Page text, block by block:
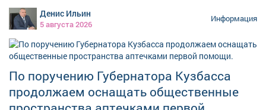
операторов снизились на 9%. На штабе обсудили
текущую обстановку и отметили, что ажиотажный
спрос удалось снять, очереди на заправках
сократились. Для дальнейшей стабилизации
налаживается координация между независимыми
сетями, производителями и логистическими
операторами. Власти фиксируют жалобы из
отдельных поселений на отсутствие топлива. Главам
Денис Ильин
5 августа 2026
Информация
По поручению Губернатора Кузбасса
продолжаем оснащать общественные